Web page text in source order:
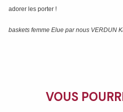
adorer les porter !
baskets femme Elue par nous VERDUN
VOUS